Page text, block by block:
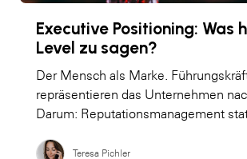
Executive Positioning: Was
Level zu sagen?
Der Mensch als Marke.
repräsentieren das Unternehmen
Darum: Reputationsmanagement
Teresa Pichler